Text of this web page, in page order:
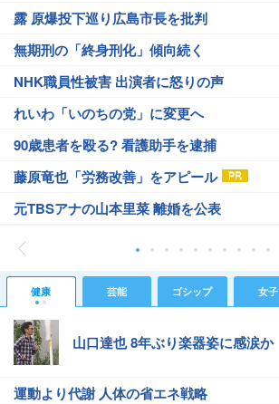
露 原爆投下巡り広島市長を批判
無期刑の「終身刑化」傾向続く
NHK職員性被害 出演者に怒りの声
れいわ「いのちの党」に変更へ
90歳患者を殴る? 看護助手を逮捕
藤原竜也「労務改善」をアピール
元TBSアナの山本里菜 離婚を公表
健康 芸能 ゴシップ 女子
山口達也 8年ぶり楽器姿に感涙か
運動より代謝 人体の省エネ戦略